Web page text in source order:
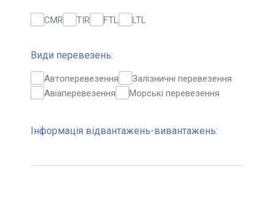
CMR TIR FTL LTL
Види перевезень:
Автоперевезення
Залізничні перевезення
Авіаперевезення
Морські перевезення
Інформація відвантажень-вивантажень: